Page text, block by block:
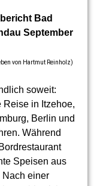
Bad
September
von Hartmut Reinholz)
soweit:
in Itzehoe,
Berlin und
Während
Speisen aus
Nach einer